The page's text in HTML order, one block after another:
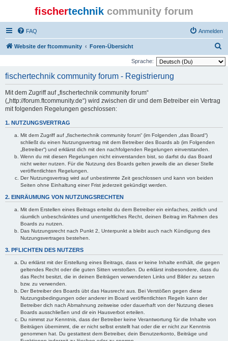
fischertechnik community forum
FAQ Anmelden
Website der ftcommunity Foren-Übersicht
u
Sprache:
fischertechnik community forum - Registrierung
Mit dem Zugriff auf „fischertechnik community forum“
(„http://forum.ftcommunity.de“) wird zwischen dir und dem Betreiber ein Vertrag
mit folgenden Regelungen geschlossen:
1. NUTZUNGSVERTRAG
Mit dem Zugriff auf „fischertechnik community forum“ (im Folgenden „das Board“)
schließt du einen Nutzungsvertrag mit dem Betreiber des Boards ab (im Folgenden
„Betreiber“) und erklärst dich mit den nachfolgenden Regelungen einverstanden.
Wenn du mit diesen Regelungen nicht einverstanden bist, so darfst du das Board
nicht weiter nutzen. Für die Nutzung des Boards gelten jeweils die an dieser Stelle
veröffentlichten Regelungen.
Der Nutzungsvertrag wird auf unbestimmte Zeit geschlossen und kann von beiden
Seiten ohne Einhaltung einer Frist jederzeit gekündigt werden.
2. EINRÄUMUNG VON NUTZUNGSRECHTEN
Mit dem Erstellen eines Beitrags erteilst du dem Betreiber ein einfaches, zeitlich und
räumlich unbeschränktes und unentgeltliches Recht, deinen Beitrag im Rahmen des
Boards zu nutzen.
Das Nutzungsrecht nach Punkt 2, Unterpunkt a bleibt auch nach Kündigung des
Nutzungsvertrages bestehen.
3. PFLICHTEN DES NUTZERS
Du erklärst mit der Erstellung eines Beitrags, dass er keine Inhalte enthält, die gegen
geltendes Recht oder die guten Sitten verstoßen. Du erklärst insbesondere, dass du
das Recht besitzt, die in deinen Beiträgen verwendeten Links und Bilder zu setzen
bzw. zu verwenden.
Der Betreiber des Boards übt das Hausrecht aus. Bei Verstößen gegen diese
Nutzungsbedingungen oder anderer im Board veröffentlichten Regeln kann der
Betreiber dich nach Abmahnung zeitweise oder dauerhaft von der Nutzung dieses
Boards ausschließen und dir ein Hausverbot erteilen.
Du nimmst zur Kenntnis, dass der Betreiber keine Verantwortung für die Inhalte von
Beiträgen übernimmt, die er nicht selbst erstellt hat oder die er nicht zur Kenntnis
genommen hat. Du gestattest dem Betreiber, dein Benutzerkonto, Beiträge und